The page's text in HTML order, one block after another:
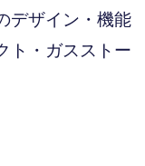
デザイン・機能
ト・ガスストー